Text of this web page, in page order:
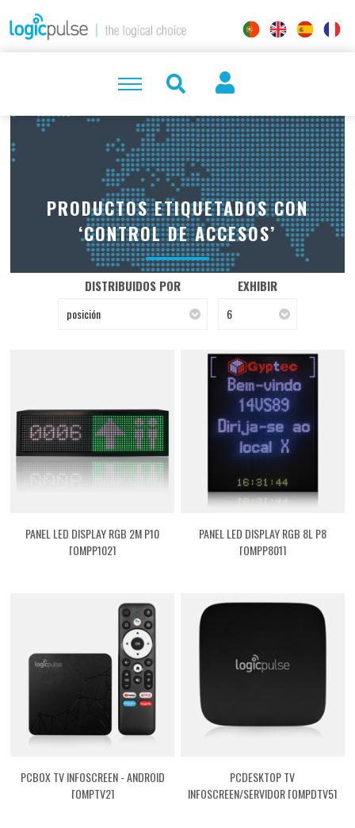
PRODUCTOS ETIQUETADOS CON
‘CONTROL DE ACCESOS’
DISTRIBUIDOS POR
posición
EXHIBIR
6
PANEL LED DISPLAY RGB 2M P10
[QMPP102]
PANEL LED DISPLAY RGB 8L P8
[QMPP801]
PCBOX TV INFOSCREEN - ANDROID
[QMPTV2]
PCDESKTOP TV
INFOSCREEN/SERVIDOR [QMPDTV5]